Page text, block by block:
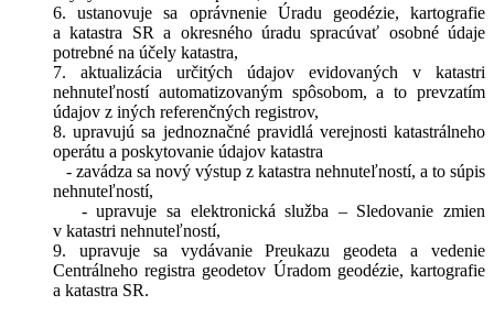
6. ustanovuje sa oprávnenie Úradu geodézie, kartografie
a katastra SR a okresného úradu spracúvať osobné údaje
potrebné na účely katastra,
7. aktualizácia určitých údajov evidovaných v katastri
nehnuteľností automatizovaným spôsobom, a to prevzatím
údajov z iných referenčných registrov,
8. upravujú sa jednoznačné pravidlá verejnosti katastrálneho
operátu a poskytovanie údajov katastra
- zavádza sa nový výstup z katastra nehnuteľností, a to súpis
nehnuteľností,
- upravuje sa elektronická služba – Sledovanie zmien
v katastri nehnuteľností,
9. upravuje sa vydávanie Preukazu geodeta a vedenie
Centrálneho registra geodetov Úradom geodézie, kartografie
a katastra SR.